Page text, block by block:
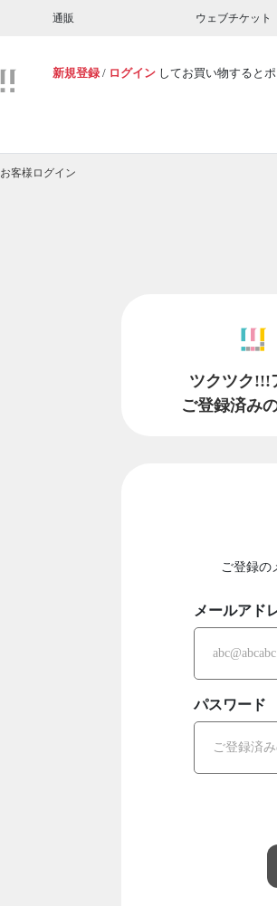
通販 ウェブチケット
新規登録 / ログイン してお買い物すると
お客様ログイン
ツクツク!!!
ご登録済み
ご登録の
メールアド
パスワード